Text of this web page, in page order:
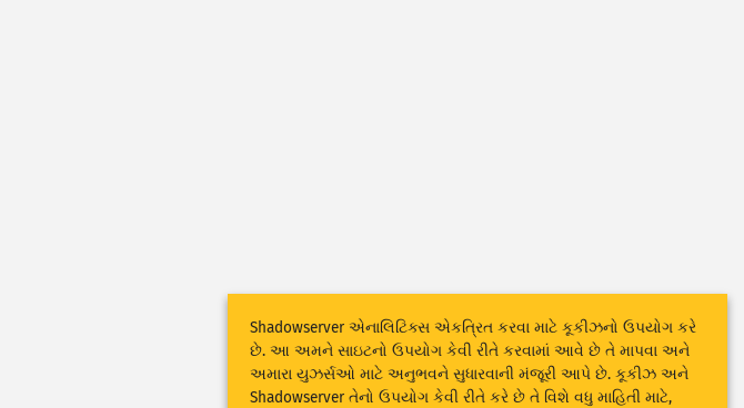
Shadowserver એનાલિટિક્સ એકત્રિત કરવા માટે કૂકીઝનો ઉપયોગ કરે
છે. આ અમને સાઇટનો ઉપયોગ કેવી રીતે કરવામાં આવે છે તે માપવા અને
અમારા યુઝર્સઓ માટે અનુભવને સુધારવાની મંજૂરી આપે છે. કૂકીઝ અને
Shadowserver તેનો ઉપયોગ કેવી રીતે કરે છે તે વિશે વધુ માહિતી માટે,